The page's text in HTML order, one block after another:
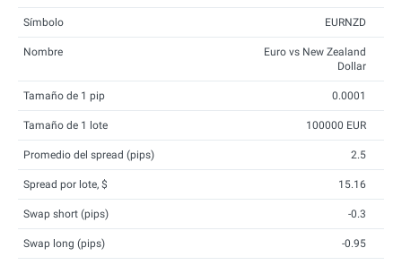
Símbolo EURNZD
Nombre
Euro vs New Zealand
Dollar
Tamaño de 1 pip 0.0001
Tamaño de 1 lote 100000 EUR
Promedio del spread (pips) 2.5
Spread por lote, $ 15.16
Swap short (pips) -0.3
Swap long (pips) -0.95